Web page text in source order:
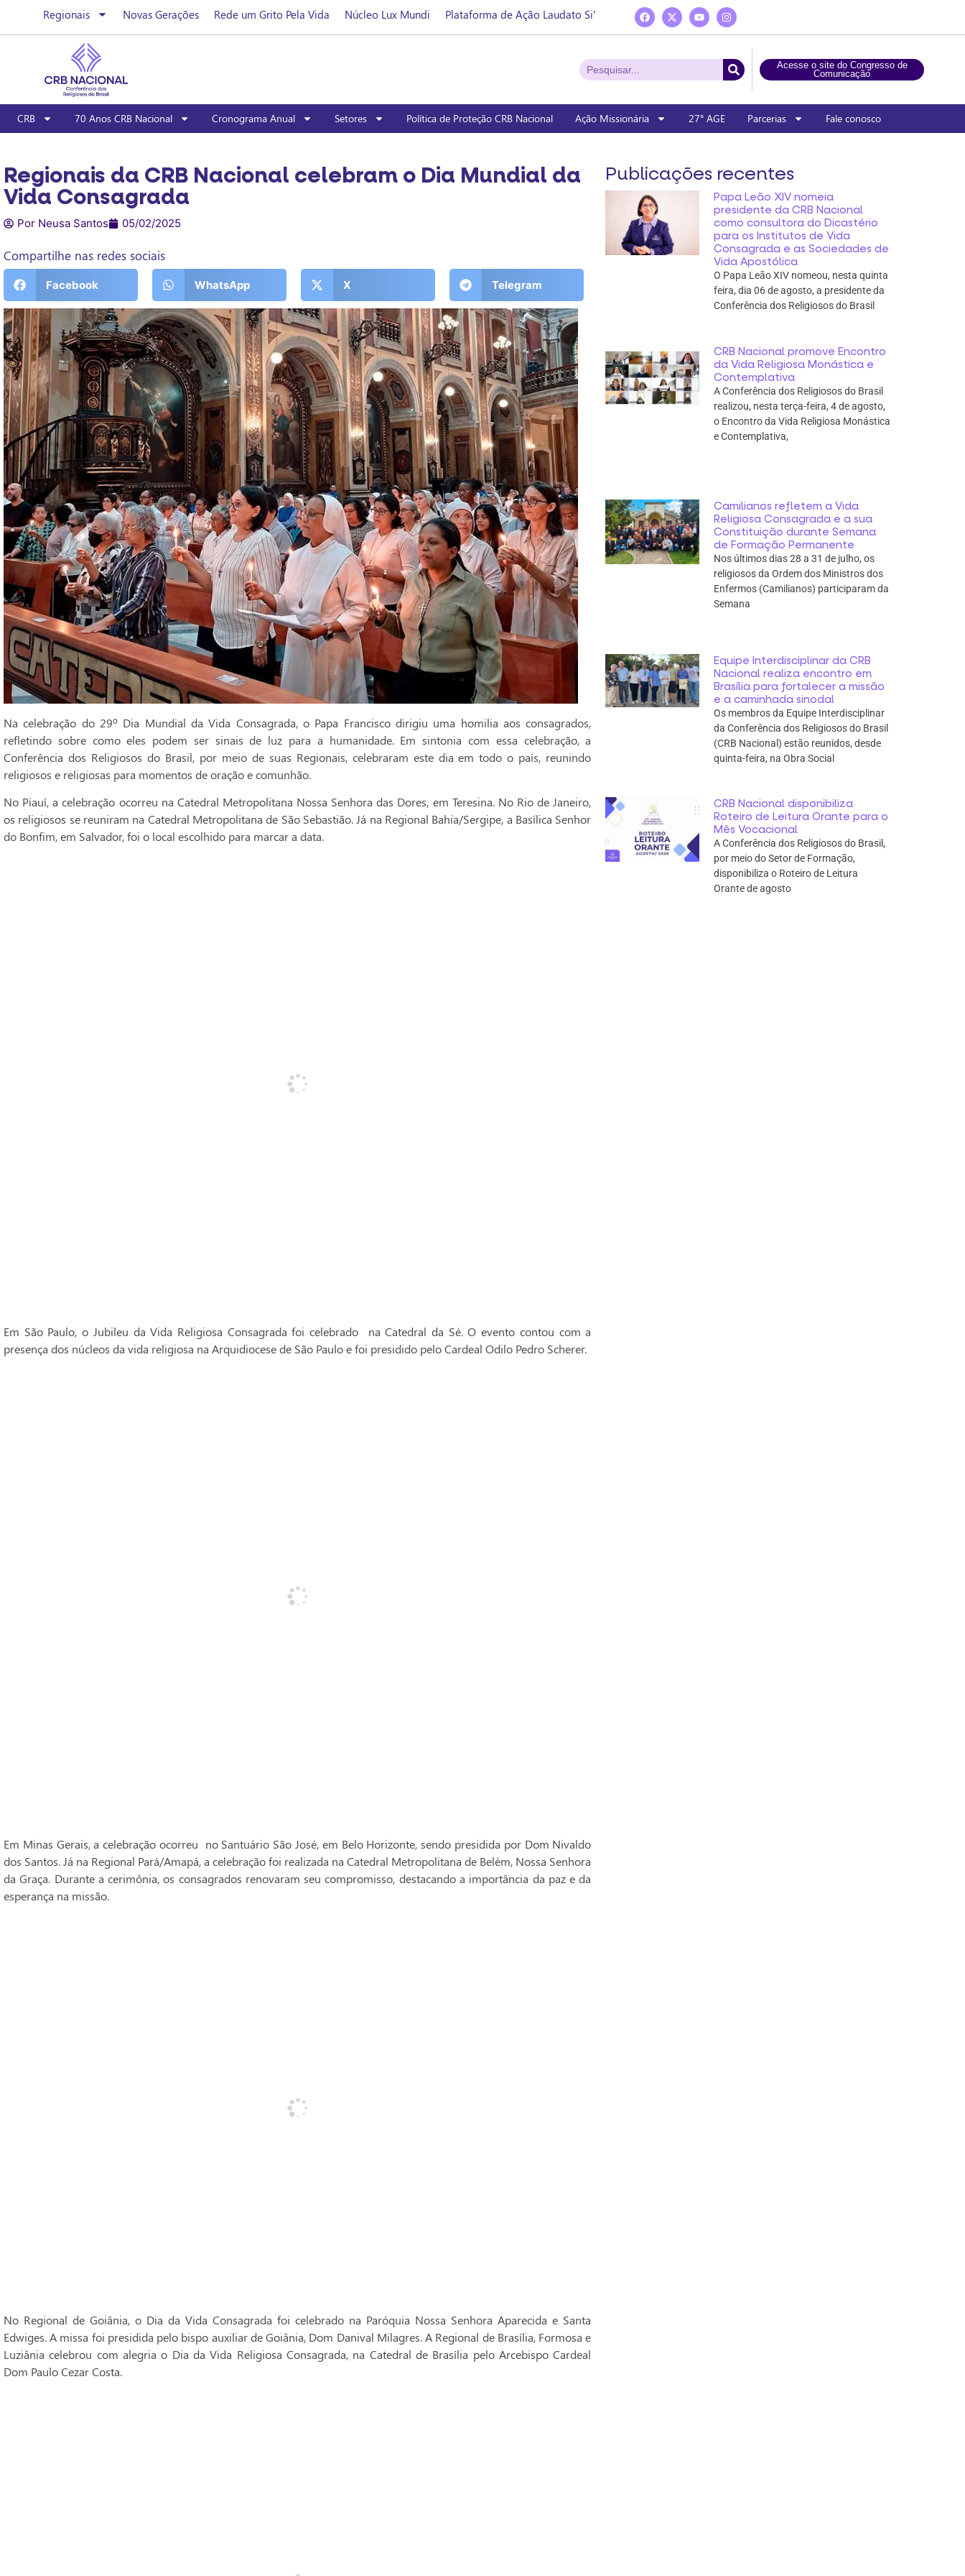
Regionais Novas Gerações Rede um Grito Pela Vida Núcleo Lux Mundi Plataforma de Ação Laudato Si’
Acesse o site do Congresso de
Comunicação
CRB 70 Anos CRB Nacional Cronograma Anual Setores Política de Proteção CRB Nacional Ação Missionária 27° AGE Parcerias Fale conosco
Regionais da CRB Nacional celebram o Dia Mundial da
Vida Consagrada
Por Neusa Santos 05/02/2025
Compartilhe nas redes sociais
Facebook WhatsApp X Telegram
Na celebração do 29º Dia Mundial da Vida Consagrada, o Papa Francisco dirigiu uma homilia aos consagrados,
refletindo sobre como eles podem ser sinais de luz para a humanidade. Em sintonia com essa celebração, a
Conferência dos Religiosos do Brasil, por meio de suas Regionais, celebraram este dia em todo o país, reunindo
religiosos e religiosas para momentos de oração e comunhão.
No Piauí, a celebração ocorreu na Catedral Metropolitana Nossa Senhora das Dores, em Teresina. No Rio de Janeiro,
os religiosos se reuniram na Catedral Metropolitana de São Sebastião. Já na Regional Bahia/Sergipe, a Basílica Senhor
do Bonfim, em Salvador, foi o local escolhido para marcar a data.
Em São Paulo, o Jubileu da Vida Religiosa Consagrada foi celebrado na Catedral da Sé. O evento contou com a
presença dos núcleos da vida religiosa na Arquidiocese de São Paulo e foi presidido pelo Cardeal Odilo Pedro Scherer.
Em Minas Gerais, a celebração ocorreu no Santuário São José, em Belo Horizonte, sendo presidida por Dom Nivaldo
dos Santos. Já na Regional Pará/Amapá, a celebração foi realizada na Catedral Metropolitana de Belém, Nossa Senhora
da Graça. Durante a cerimônia, os consagrados renovaram seu compromisso, destacando a importância da paz e da
esperança na missão.
No Regional de Goiânia, o Dia da Vida Consagrada foi celebrado na Paróquia Nossa Senhora Aparecida e Santa
Edwiges. A missa foi presidida pelo bispo auxiliar de Goiânia, Dom Danival Milagres. A Regional de Brasília, Formosa e
Luziânia celebrou com alegria o Dia da Vida Religiosa Consagrada, na Catedral de Brasília pelo Arcebispo Cardeal
Dom Paulo Cezar Costa.
Publicações recentes
Papa Leão XIV nomeia
presidente da CRB Nacional
como consultora do Dicastério
para os Institutos de Vida
Consagrada e as Sociedades de
Vida Apostólica
O Papa Leão XIV nomeou, nesta quinta
feira, dia 06 de agosto, a presidente da
Conferência dos Religiosos do Brasil
CRB Nacional promove Encontro
da Vida Religiosa Monástica e
Contemplativa
A Conferência dos Religiosos do Brasil
realizou, nesta terça-feira, 4 de agosto,
o Encontro da Vida Religiosa Monástica
e Contemplativa,
Camilianos refletem a Vida
Religiosa Consagrada e a sua
Constituição durante Semana
de Formação Permanente
Nos últimos dias 28 a 31 de julho, os
religiosos da Ordem dos Ministros dos
Enfermos (Camilianos) participaram da
Semana
Equipe Interdisciplinar da CRB
Nacional realiza encontro em
Brasília para fortalecer a missão
e a caminhada sinodal
Os membros da Equipe Interdisciplinar
da Conferência dos Religiosos do Brasil
(CRB Nacional) estão reunidos, desde
quinta-feira, na Obra Social
CRB Nacional disponibiliza
Roteiro de Leitura Orante para o
Mês Vocacional
A Conferência dos Religiosos do Brasil,
por meio do Setor de Formação,
disponibiliza o Roteiro de Leitura
Orante de agosto